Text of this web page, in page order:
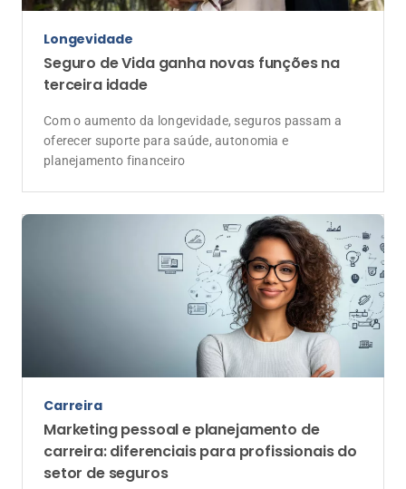
Marketing pessoal e planejamento de
carreira: diferenciais para profissionais do
setor de seguros
Mais do que domínio técnico, o sucesso no mercado
confiança, desenvolver relacionamentos e planejar a
evolução da carreira.
Vida
Mercado de seguros se adapta à
longevidade ativa da população acima